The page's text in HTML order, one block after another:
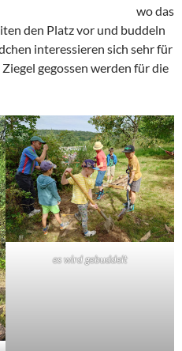
wo das
den Platz vor und buddeln
interessieren sich sehr für
Ziegel gegossen werden für die
es wird gebuddelt